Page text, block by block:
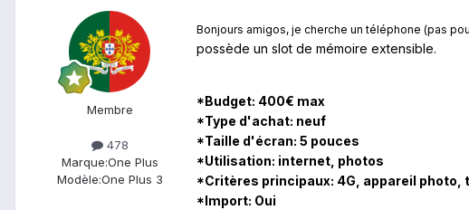
Membre
478
Marque:One Plus
Modèle:One Plus 3
Bonjours amigos, je cherche un téléphone (pas
possède un slot de mémoire extensible.
*Budget: 400€ max
*Type d'achat: neuf
*Taille d'écran: 5 pouces
*Utilisation: internet, photos
*Critères principaux: 4G, appareil photo,
*Import: Oui